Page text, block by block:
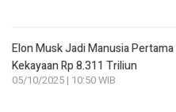
Elon Musk Jadi Manusia
Kekayaan Rp 8.311 Triliun
05/10/2025 | 10:50 WIB